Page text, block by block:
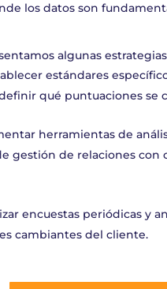
los datos son
algunas
estándares
qué puntuaciones se
herramientas de
gestión de relaciones
encuestas periódicas y
cambiantes del cliente.